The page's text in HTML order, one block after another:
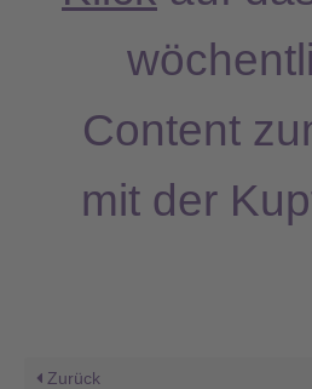
g
r
a
Content
mit der
Zurück